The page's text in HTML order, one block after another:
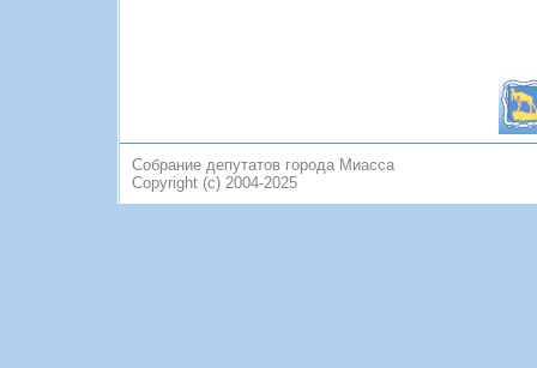
Собрание депутатов города Миасса
Copyright (c) 2004-2025